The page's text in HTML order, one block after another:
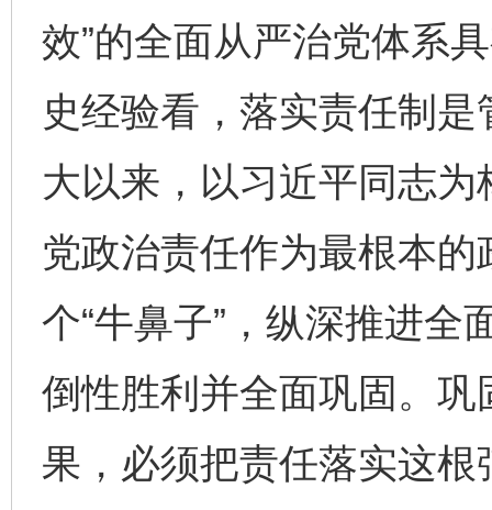
效”的全面从严治党体系
史经验看，落实责任制
大以来，以习近平同志
党政治责任作为最根本
个“牛鼻子”，纵深推进全
倒性胜利并全面巩固。
果，必须把责任落实这